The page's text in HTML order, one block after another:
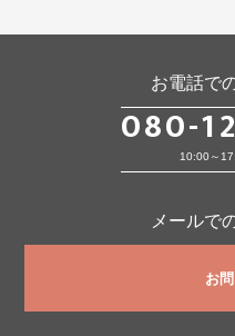
お電話で
080-
10:00～
メールで
お